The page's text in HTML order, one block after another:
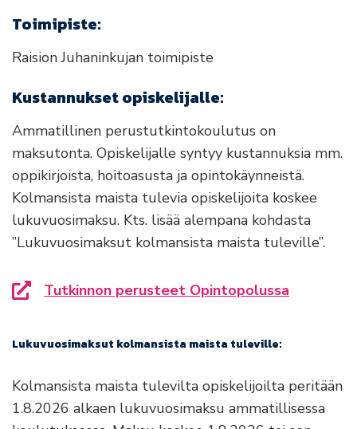
Toimipiste:
Raision Juhaninkujan toimipiste
Kustannukset opiskelijalle:
Ammatillinen perustutkintokoulutus on
maksutonta. Opiskelijalle syntyy kustannuksia mm.
oppikirjoista, hoitoasusta ja opintokäynneistä.
Kolmansista maista tulevia opiskelijoita koskee
lukuvuosimaksu. Kts. lisää alempana kohdasta
”Lukuvuosimaksut kolmansista maista tuleville”.
Tutkinnon perusteet Opintopolussa
Siirryt toiselle sivustolle
Lukuvuosimaksut kolmansista maista tuleville:
Kolmansista maista tulevilta opiskelijoilta peritään
1.8.2026 alkaen lukuvuosimaksu ammatillisessa